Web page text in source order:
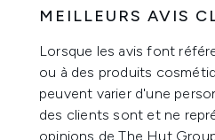
MEILLEURS AVIS
Lorsque les avis font
ou à des produits
peuvent varier d'une
des clients sont et ne
opinions de The Hut